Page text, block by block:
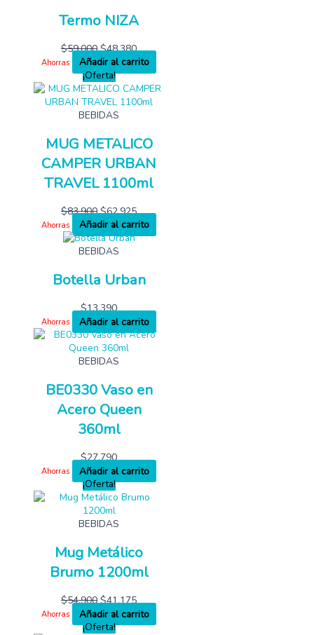
Termo NIZA
$59,000 $48,380
Ahorras
Añadir al carrito
¡Oferta!
BEBIDAS
MUG METALICO
CAMPER URBAN
TRAVEL 1100ml
$83,900 $62,925
Ahorras
Añadir al carrito
BEBIDAS
Botella Urban
$13,390
Ahorras Añadir al carrito
BEBIDAS
BE0330 Vaso en
Acero Queen
360ml
$27,790
Ahorras
Añadir al carrito
¡Oferta!
BEBIDAS
Mug Metálico
Brumo 1200ml
$54,900 $41,175
Ahorras
Añadir al carrito
¡Oferta!